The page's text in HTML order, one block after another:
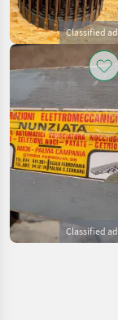
Classified ad
Classified ad